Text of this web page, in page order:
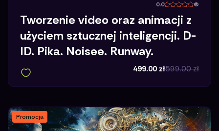
0.0 (
Tworzenie video oraz animacji z
użyciem sztucznej inteligencji. D-
ID. Pika. Noisee. Runway.
499.00 zł599.00zł
Promocja